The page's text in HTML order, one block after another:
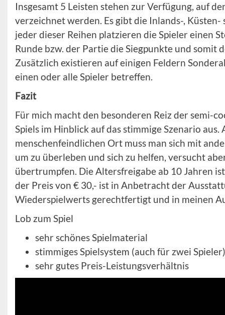
Insgesamt 5 Leisten stehen zur Verfügung, auf
verzeichnet werden. Es gibt die Inlands-, Küsten-
jeder dieser Reihen platzieren die Spieler einen
Runde bzw. der Partie die Siegpunkte und somit
Zusätzlich existieren auf einigen Feldern
einen oder alle Spieler betreffen.
Fazit
Für mich macht den besonderen Reiz der semi-
Spiels im Hinblick auf das stimmige Szenario aus.
menschenfeindlichen Ort muss man sich mit
um zu überleben und sich zu helfen, versucht
übertrumpfen. Die Altersfreigabe ab 10 Jahren
der Preis von € 30,- ist in Anbetracht der
Wiederspielwerts gerechtfertigt und in meinen
Lob zum Spiel
sehr schönes Spielmaterial
stimmiges Spielsystem (auch für zwei Spieler)
sehr gutes Preis-Leistungsverhältnis